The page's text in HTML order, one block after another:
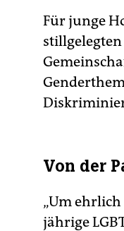
Für junge
Von der
„Um
jährige